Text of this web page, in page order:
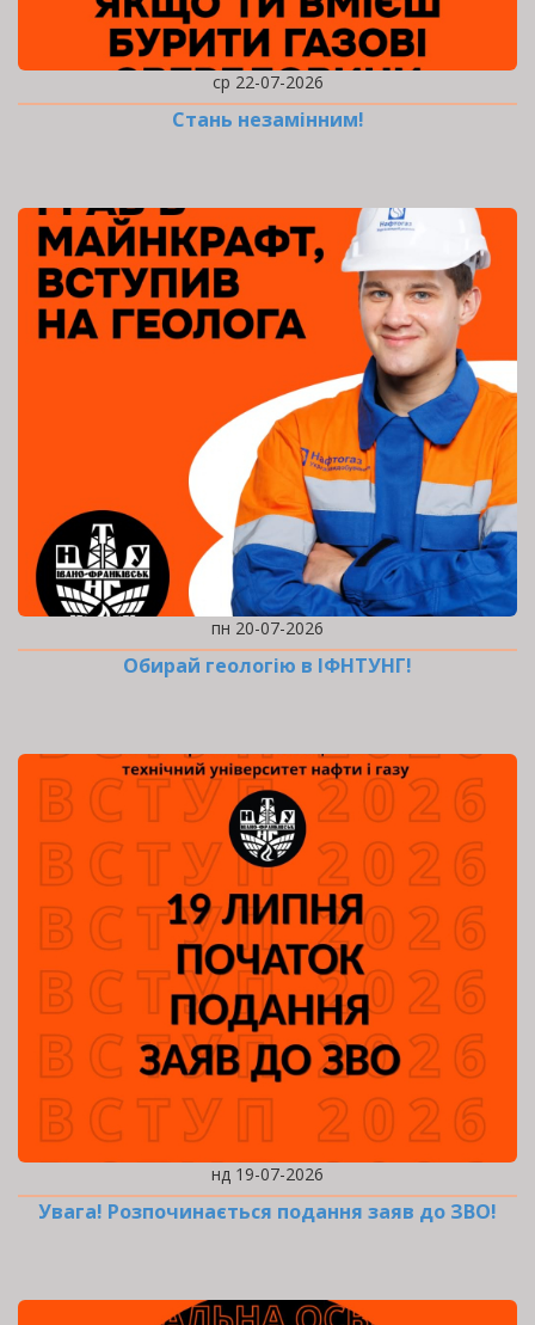
ср 22-07-2026
Стань незамінним!
пн 20-07-2026
Обирай геологію в ІФНТУНГ!
нд 19-07-2026
Увага! Розпочинається подання заяв до ЗВО!